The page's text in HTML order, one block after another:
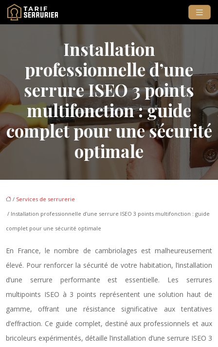
Installation
professionnelle d’une
serrure ISEO 3 points
multifonction : guide
complet pour une sécurité
optimale
/ Services de serrurerie
/ Installation professionnelle d’une serrure ISEO 3 points multifonction : guide
complet pour une sécurité optimale
En France, le nombre de cambriolages est malheureusement
élevé. Pour renforcer la sécurité de votre habitation, l’installation
d’une serrure performante est essentielle. Les serrures
multipoints ISEO à 3 points représentent une solution haut de
gamme, offrant une résistance significative aux tentatives
d’effraction. Ce guide complet, destiné aux professionnels et aux
bricoleurs expérimentés, détaille l’installation d’une serrure ISEO 3